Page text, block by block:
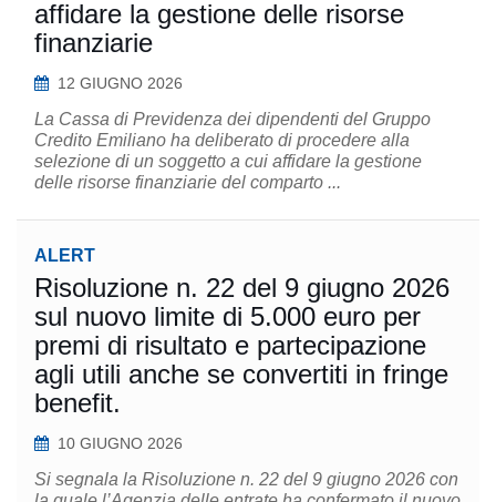
affidare la gestione delle risorse
finanziarie
12 GIUGNO 2026
La Cassa di Previdenza dei dipendenti del Gruppo
Credito Emiliano ha deliberato di procedere alla
selezione di un soggetto a cui affidare la gestione
delle risorse finanziarie del comparto ...
ALERT
Risoluzione n. 22 del 9 giugno 2026
sul nuovo limite di 5.000 euro per
premi di risultato e partecipazione
agli utili anche se convertiti in fringe
benefit.
10 GIUGNO 2026
Si segnala la Risoluzione n. 22 del 9 giugno 2026 con